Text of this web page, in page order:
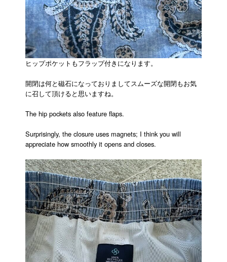
ヒップポケットもフラップ付きになります。
開閉は何と磁石になっておりましてスムーズな開閉もお気
に召して頂けると思いますね。
The hip pockets also feature flaps.
Surprisingly, the closure uses magnets; I think you will
appreciate how smoothly it opens and closes.